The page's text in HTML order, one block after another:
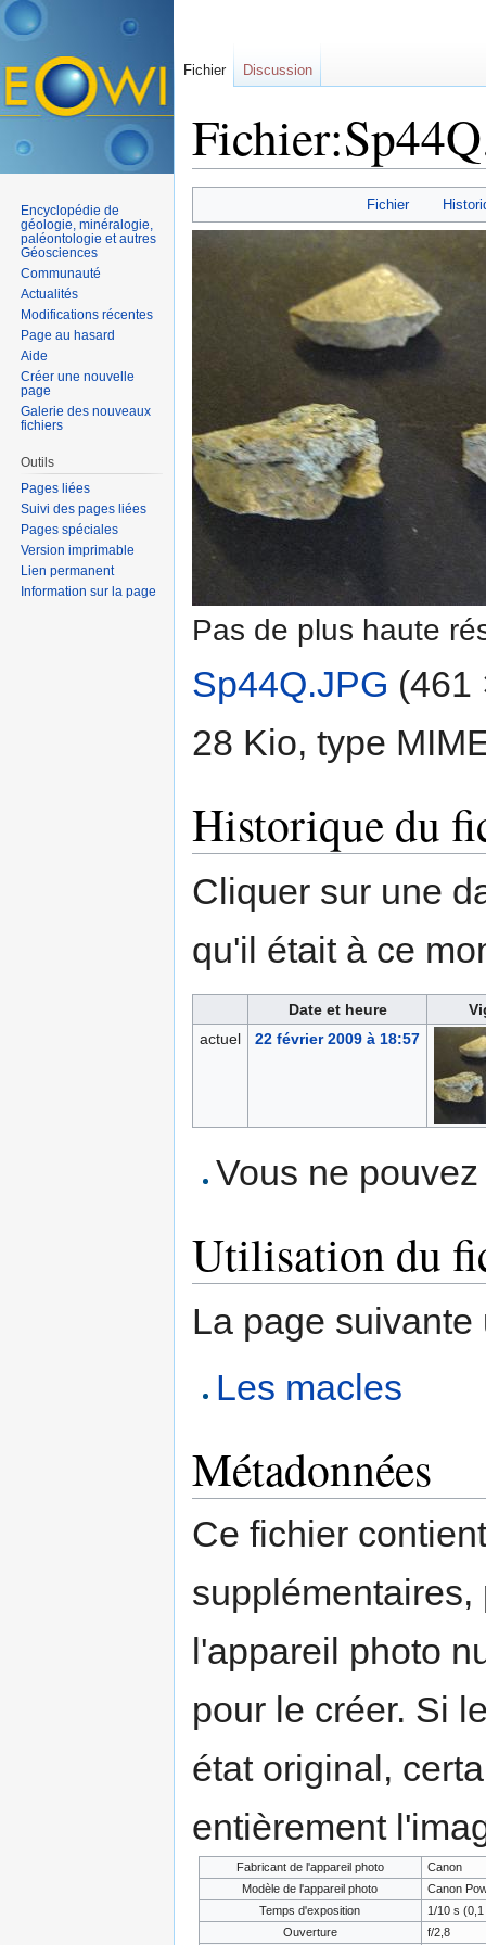
Fichier
Pas de plus haute
Sp44Q.JPG (461
28 Kio, type
Historique du
Cliquer sur une
qu'il était à ce
Date et heure
actuel
22 février 2009 à 18:57
Vous ne
Utilisation du
La page
Les macles
Métadonnées
Ce fichier
l'appareil photo
pour le créer. Si
état original,
entièrement
Fabricant de l'appareil photo
Canon
Modèle de l'appareil photo
Canon
Temps d'exposition
1/10 s
Ouverture
f/2,8
Fichier Discussion
Encyclopédie de
géologie, minéralogie,
paléontologie et autres
Géosciences
Communauté
Actualités
Modifications récentes
Page au hasard
Aide
Créer une nouvelle
page
Galerie des nouveaux
fichiers
Outils
Pages liées
Suivi des pages liées
Pages spéciales
Version imprimable
Lien permanent
Information sur la page